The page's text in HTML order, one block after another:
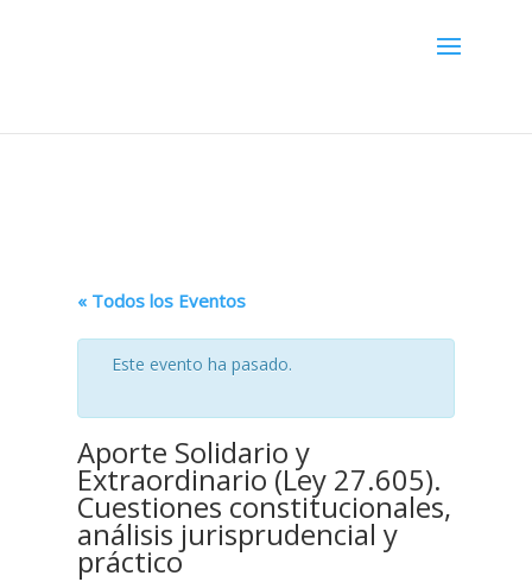
« Todos los Eventos
Este evento ha pasado.
Aporte Solidario y
Extraordinario (Ley 27.605).
Cuestiones constitucionales,
análisis jurisprudencial y
práctico